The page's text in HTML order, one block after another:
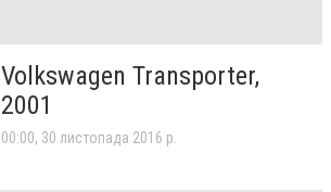
Volkswagen Transporter,
2001
00:00, 30 листопада 2016 р.